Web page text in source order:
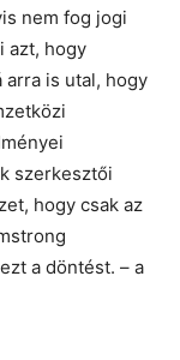
nem fog jogi
azt, hogy
arra is utal, hogy
szerkesztői
hogy csak az
a döntést. – a